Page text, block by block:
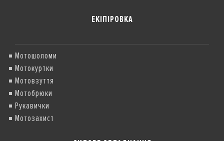
ЕКІПІРОВКА
Мотошоломи
Мотокуртки
Мотовзуття
Мотобрюки
Рукавички
Мотозахист